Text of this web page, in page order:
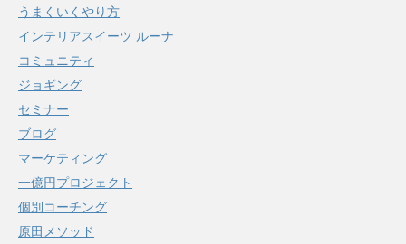
うまくいくやり方
インテリアスイーツ ルーナ
コミュニティ
ジョギング
セミナー
ブログ
マーケティング
一億円プロジェクト
個別コーチング
原田メソッド